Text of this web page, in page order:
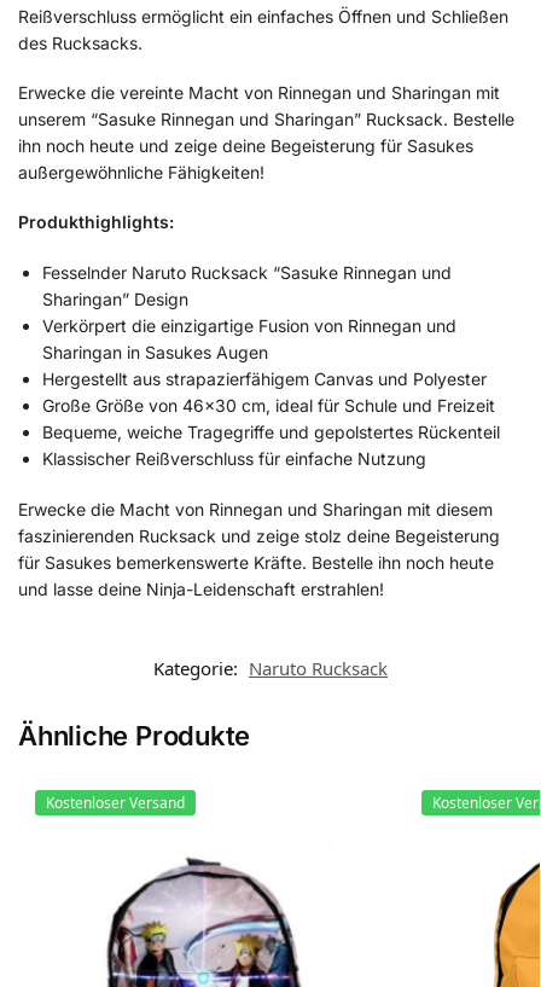
Reißverschluss ermöglicht ein einfaches Öffnen und Schließen
des Rucksacks.
Erwecke die vereinte Macht von Rinnegan und Sharingan mit
unserem “Sasuke Rinnegan und Sharingan” Rucksack. Bestelle
ihn noch heute und zeige deine Begeisterung für Sasukes
außergewöhnliche Fähigkeiten!
Produkthighlights:
Fesselnder Naruto Rucksack “Sasuke Rinnegan und
Sharingan” Design
Verkörpert die einzigartige Fusion von Rinnegan und
Sharingan in Sasukes Augen
Hergestellt aus strapazierfähigem Canvas und Polyester
Große Größe von 46×30 cm, ideal für Schule und Freizeit
Bequeme, weiche Tragegriffe und gepolstertes Rückenteil
Klassischer Reißverschluss für einfache Nutzung
Erwecke die Macht von Rinnegan und Sharingan mit diesem
faszinierenden Rucksack und zeige stolz deine Begeisterung
für Sasukes bemerkenswerte Kräfte. Bestelle ihn noch heute
und lasse deine Ninja-Leidenschaft erstrahlen!
Kategorie: Naruto Rucksack
Ähnliche Produkte
Kostenloser Versand Kostenloser